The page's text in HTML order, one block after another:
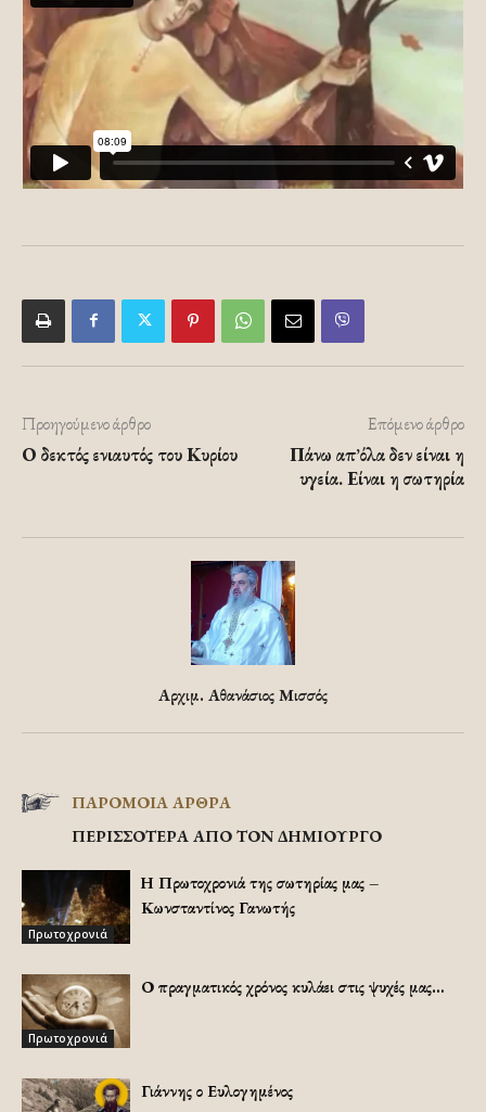
Προηγούμενο άρθρο
Ο δεκτός ενιαυτός του Κυρίου
Επόμενο άρθρο
Πάνω απ’όλα δεν είναι η
υγεία. Είναι η σωτηρία
Αρχιμ. Αθανάσιος Μισσός
ΠΑΡΟΜΟΙΑ ΑΡΘΡΑ
ΠΕΡΙΣΣΟΤΕΡΑ ΑΠΟ ΤΟΝ ΔΗΜΙΟΥΡΓΟ
Πρωτοχρονιά
Η Πρωτοχρονιά της σωτηρίας μας –
Κωνσταντίνος Γανωτής
Πρωτοχρονιά
Ο πραγματικός χρόνος κυλάει στις ψυχές μας…
Γιάννης ο Ευλογημένος